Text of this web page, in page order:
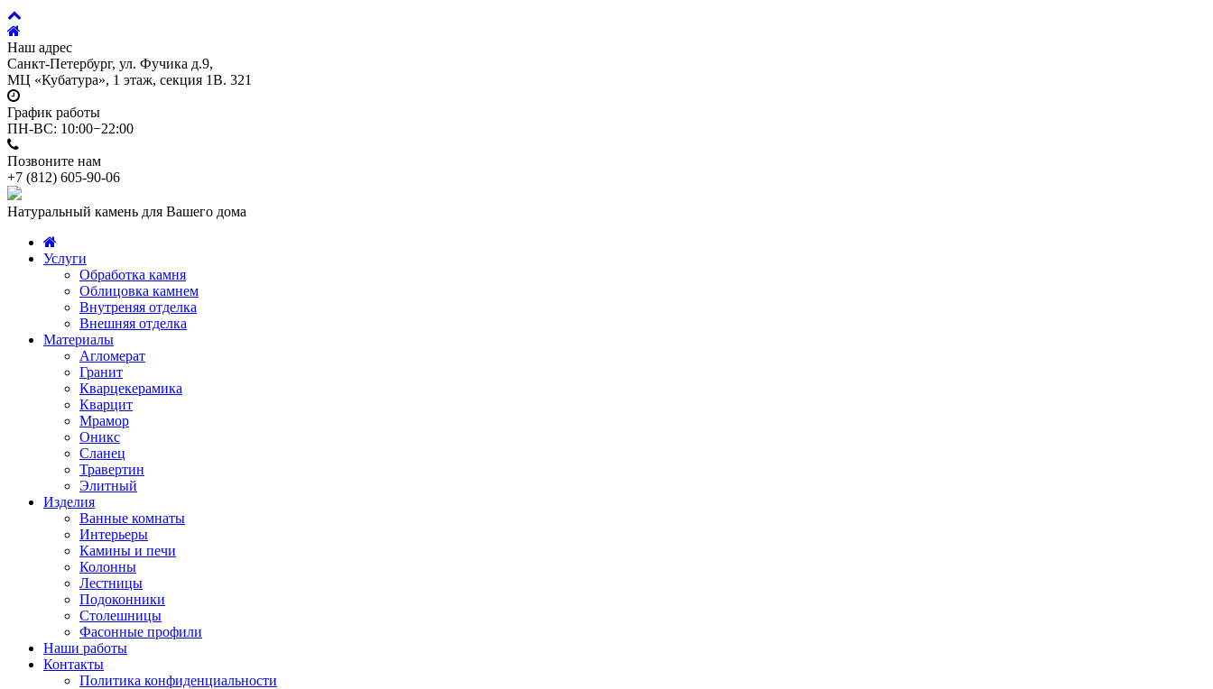
Наш адрес
Санкт-Петербург, ул. Фучика д.9,
МЦ «Кубатура», 1 этаж, секция 1В. 321
График работы
ПН-ВС: 10:00−22:00
Позвоните нам
+7 (812) 605-90-06
Натуральный камень для Вашего дома
Услуги
Обработка камня
Облицовка камнем
Внутреняя отделка
Внешняя отделка
Материалы
Агломерат
Гранит
Кварцекерамика
Кварцит
Мрамор
Оникс
Сланец
Травертин
Элитный
Изделия
Ванные комнаты
Интерьеры
Камины и печи
Колонны
Лестницы
Подоконники
Столешницы
Фасонные профили
Наши работы
Контакты
Политика конфиденциальности